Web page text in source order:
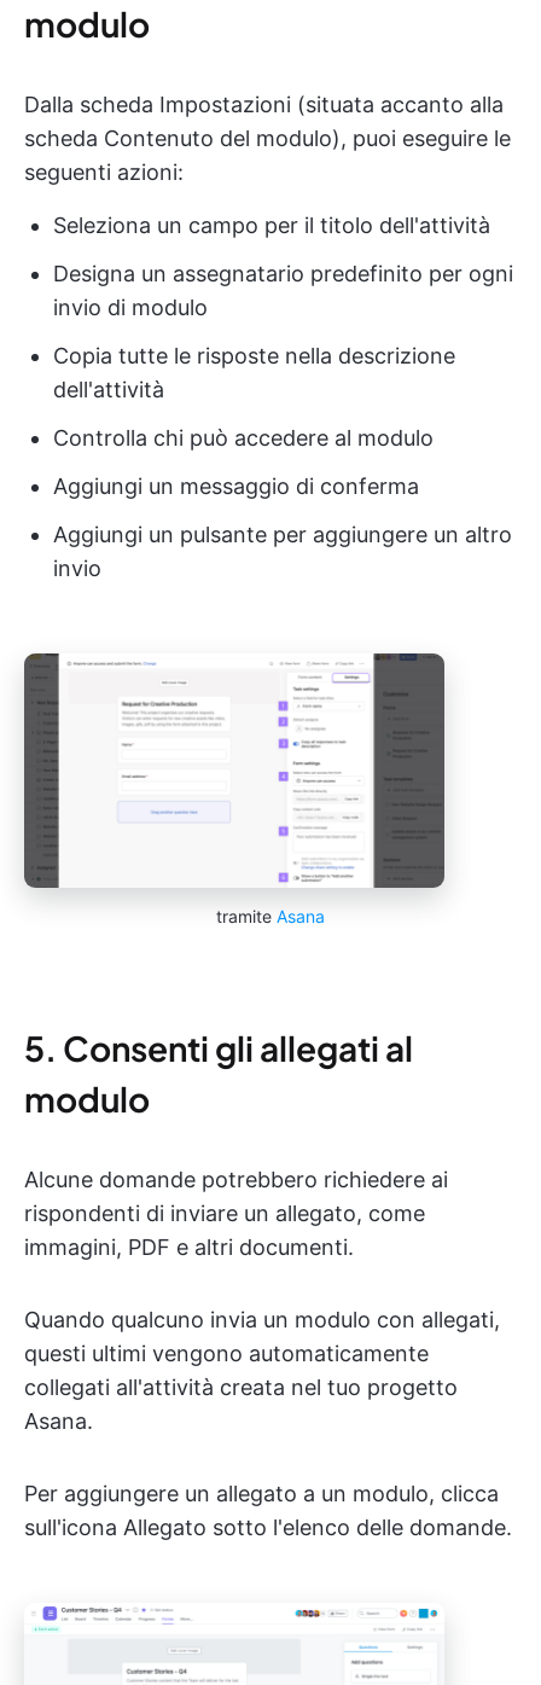
modulo
Dalla scheda Impostazioni (situata accanto alla
scheda Contenuto del modulo), puoi eseguire le
seguenti azioni:
Seleziona un campo per il titolo dell'attività
Designa un assegnatario predefinito per ogni
invio di modulo
Copia tutte le risposte nella descrizione
dell'attività
Controlla chi può accedere al modulo
Aggiungi un messaggio di conferma
Aggiungi un pulsante per aggiungere un altro
invio
tramite Asana
5. Consenti gli allegati al
modulo
Alcune domande potrebbero richiedere ai
rispondenti di inviare un allegato, come
immagini, PDF e altri documenti.
Quando qualcuno invia un modulo con allegati,
questi ultimi vengono automaticamente
collegati all'attività creata nel tuo progetto
Asana.
Per aggiungere un allegato a un modulo, clicca
sull'icona Allegato sotto l'elenco delle domande.